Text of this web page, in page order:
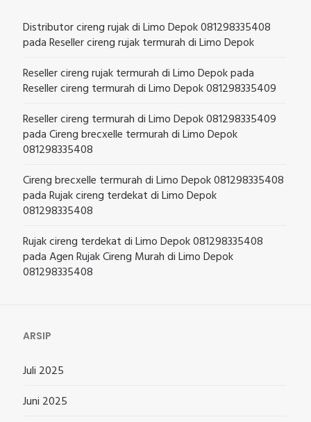
Distributor cireng rujak di Limo Depok 081298335408
padaReseller cireng rujak termurah di Limo Depok
Reseller cireng rujak termurah di Limo Depokpada
Reseller cireng termurah di Limo Depok 081298335409
Reseller cireng termurah di Limo Depok 081298335409
padaCireng brecxelle termurah di Limo Depok
081298335408
Cireng brecxelle termurah di Limo Depok 081298335408
padaRujak cireng terdekat di Limo Depok
081298335408
Rujak cireng terdekat di Limo Depok 081298335408
padaAgen Rujak Cireng Murah di Limo Depok
081298335408
ARSIP
Juli 2025
Juni 2025